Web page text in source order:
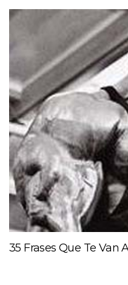
35 Frases Que Te Van